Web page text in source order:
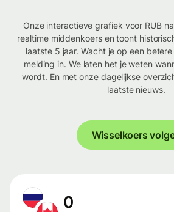
Onze interactieve grafiek voor RUB
realtime middenkoers en toont
laatste 5 jaar. Wacht je op een
melding in. We laten het je weten
wordt. En met onze dagelijkse
laatste nieuws.
Wisselkoers
0